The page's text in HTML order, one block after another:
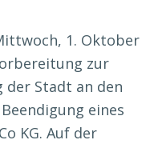
1. Oktober
zur
der Stadt an den
eines
KG. Auf der